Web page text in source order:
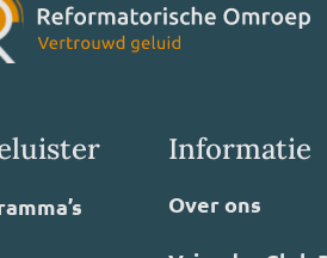
Informatie
Over ons